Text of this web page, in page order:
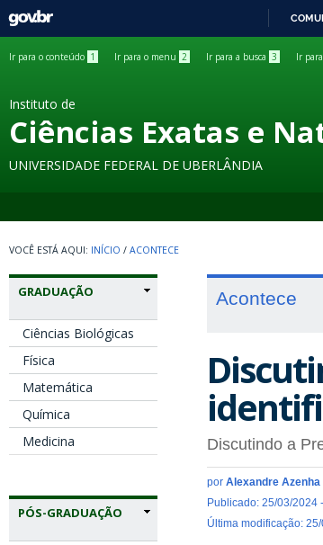
GOVBR
Ir para o conteúdo 1 Ir para o menu 2 Ir para a busca 3 Ir
Instituto de
Ciências Exatas e
UNIVERSIDADE FEDERAL DE UBERLÂNDIA
INÍCIO / ACONTECE
GRADUAÇÃO
Ciências Biológicas
Física
Matemática
Química
Medicina
PÓS-GRADUAÇÃO
Acontece
Discutindo a
por Alexandre
Publicado: 25/03/2024
Última modificação: